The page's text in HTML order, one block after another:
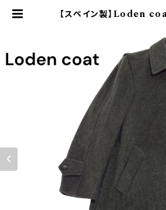
【スペイン製】Loden
テージ ヨーロッパ古着
ge ウール | オンライン
ord